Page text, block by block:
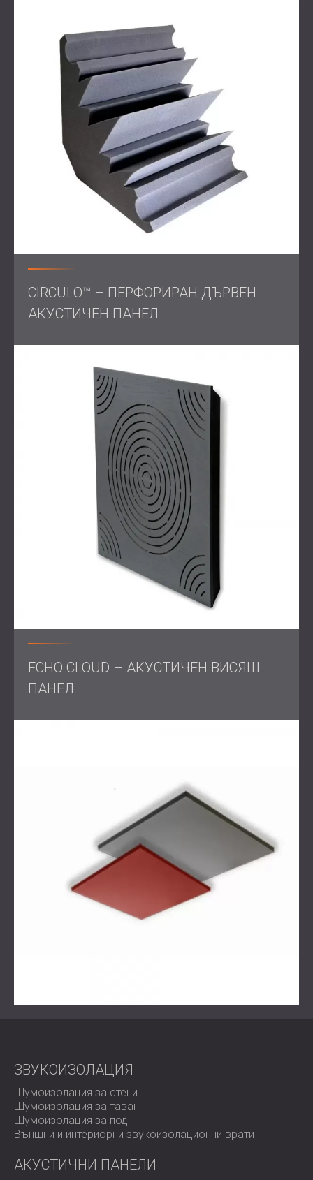
акустичният дискомфорт може да доведе до по-
кратък престой, слаби отзиви и по-малко завръщащи
се клиенти.
Правилното акустично третиране не само повишава
удовлетвореността на гостите, но увеличава престоя
и генерирането на приходи. Този проект е ясен пример
за това как акустичните подобрения могат да
подпомогнат бизнес резултатите.
Свържете се с DECIBEL, за да създадете звукова
среда, която поддържа както дизайна, така и
функционалността на вашето заведение.
CIRCULO™ – ПЕРФОРИРАН ДЪРВЕН
АКУСТИЧЕН ПАНЕЛ
ECHO CLOUD – АКУСТИЧЕН ВИСЯЩ
ПАНЕЛ
ЗВУКОИЗОЛАЦИЯ
Шумоизолация за стени
Шумоизолация за таван
Шумоизолация за под
Външни и интериорни звукоизолационни врати
АКУСТИЧНИ ПАНЕЛИ